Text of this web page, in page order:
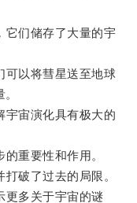
们储存了大量的宇
以将彗星送至地球
宙演化具有极大的
重要性和作用。
破了过去的局限。
多关于宇宙的谜